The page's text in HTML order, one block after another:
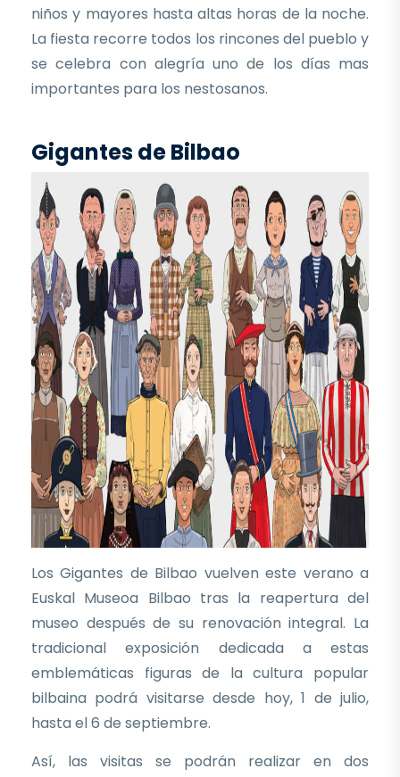
niños y mayores hasta altas horas de la noche.
La fiesta recorre todos los rincones del pueblo y
se celebra con alegría uno de los días mas
importantes para los nestosanos.
Gigantes de Bilbao
Los Gigantes de Bilbao vuelven este verano a
Euskal Museoa Bilbao tras la reapertura del
museo después de su renovación integral. La
tradicional exposición dedicada a estas
emblemáticas figuras de la cultura popular
bilbaina podrá visitarse desde hoy, 1 de julio,
hasta el 6 de septiembre.
Así, las visitas se podrán realizar en dos